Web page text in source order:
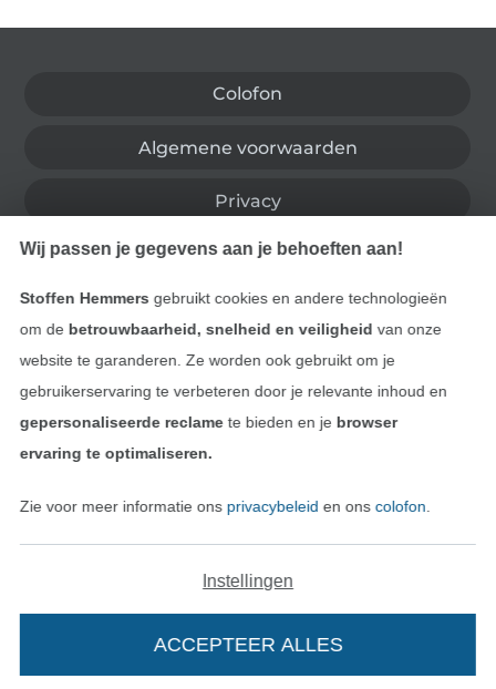
Colofon
Algemene voorwaarden
Privacy
Recht op retournering
Contact
Bestelling herroepen
Wij passen je gegevens aan je behoeften aan!
Stoffen Hemmers gebruikt cookies en andere technologieën
om de betrouwbaarheid, snelheid en veiligheid van onze
website te garanderen. Ze worden ook gebruikt om je
gebruikerservaring te verbeteren door je relevante inhoud en
gepersonaliseerde reclamete bieden en je browser
ervaring te optimaliseren.
Zie voor meer informatie ons privacybeleid en ons colofon
Instellingen
ACCEPTEER ALLES